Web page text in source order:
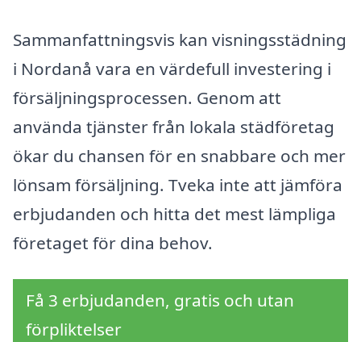
Sammanfattningsvis kan visningsstädning
i Nordanå vara en värdefull investering i
försäljningsprocessen. Genom att
använda tjänster från lokala städföretag
ökar du chansen för en snabbare och mer
lönsam försäljning. Tveka inte att jämföra
erbjudanden och hitta det mest lämpliga
företaget för dina behov.
Få 3 erbjudanden, gratis och utan
förpliktelser